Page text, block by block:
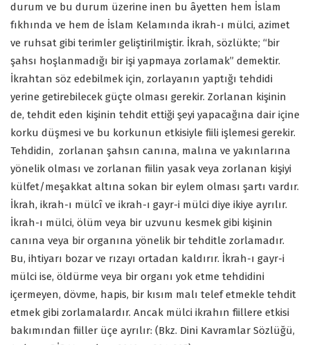
durum ve bu durum üzerine inen bu âyetten hem İslam
fıkhında ve hem de İslam Kelamında ikrah-ı mülci, azimet
ve ruhsat gibi terimler geliştirilmiştir. İkrah, sözlükte; “bir
şahsı hoşlanmadığı bir işi yapmaya zorlamak” demektir.
İkrahtan söz edebilmek için, zorlayanın yaptığı tehdidi
yerine getirebilecek güçte olması gerekir. Zorlanan kişinin
de, tehdit eden kişinin tehdit ettiği şeyi yapacağına dair içine
korku düşmesi ve bu korkunun etkisiyle fiili işlemesi gerekir.
Tehdidin, zorlanan şahsın canına, malına ve yakınlarına
yönelik olması ve zorlanan fiilin yasak veya zorlanan kişiyi
külfet/meşakkat altına sokan bir eylem olması şartı vardır.
İkrah, ikrah-ı mülcî ve ikrah-ı gayr-i mülci diye ikiye ayrılır.
İkrah-ı mülci, ölüm veya bir uzvunu kesmek gibi kişinin
canına veya bir organına yönelik bir tehditle zorlamadır.
Bu, ihtiyarı bozar ve rızayı ortadan kaldırır. İkrah-ı gayr-i
mülci ise, öldürme veya bir organı yok etme tehdidini
içermeyen, dövme, hapis, bir kısım malı telef etmekle tehdit
etmek gibi zorlamalardır. Ancak mülci ikrahın fiillere etkisi
bakımından fiiller üçe ayrılır: (Bkz. Dini Kavramlar Sözlüğü,